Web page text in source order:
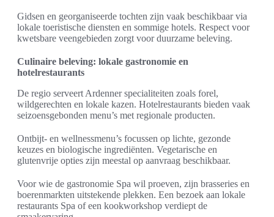
Gidsen en georganiseerde tochten zijn vaak beschikbaar via
lokale toeristische diensten en sommige hotels. Respect voor
kwetsbare veengebieden zorgt voor duurzame beleving.
Culinaire beleving: lokale gastronomie en
hotelrestaurants
De regio serveert Ardenner specialiteiten zoals forel,
wildgerechten en lokale kazen. Hotelrestaurants bieden vaak
seizoensgebonden menu’s met regionale producten.
Ontbijt- en wellnessmenu’s focussen op lichte, gezonde
keuzes en biologische ingrediënten. Vegetarische en
glutenvrije opties zijn meestal op aanvraag beschikbaar.
Voor wie de gastronomie Spa wil proeven, zijn brasseries en
boerenmarkten uitstekende plekken. Een bezoek aan lokale
restaurants Spa of een kookworkshop verdiept de